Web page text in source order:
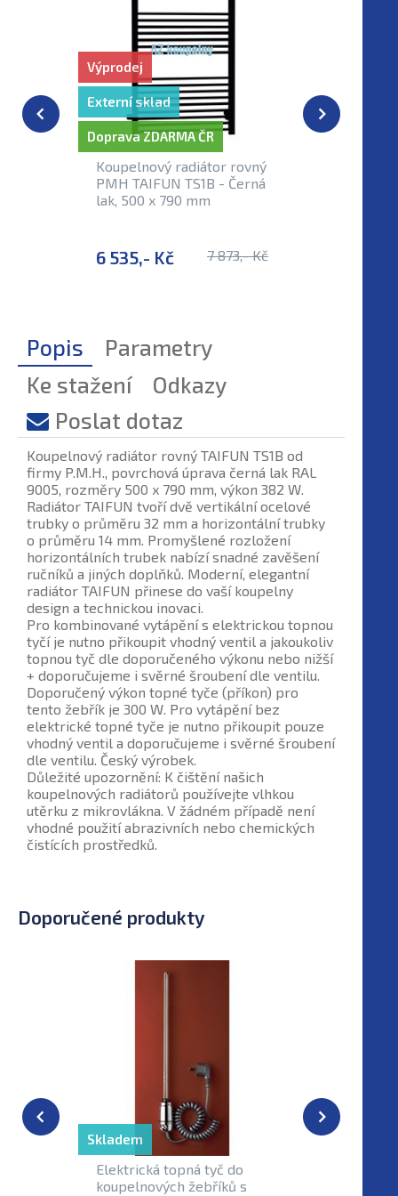
Koupelnový radiátor rovný
PMH TAIFUN TS1B - Černá
lak, 500 x 790 mm
6 535,- Kč 7 873,- Kč
Výprodej
Externí sklad
Doprava ZDARMA ČR
Popis
Parametry
Ke stažení
Odkazy
Poslat dotaz
Koupelnový radiátor rovný TAIFUN TS1B od
firmy P.M.H., povrchová úprava černá lak RAL
9005, rozměry 500 x 790 mm, výkon 382 W.
Radiátor TAIFUN tvoří dvě vertikální ocelové
trubky o průměru 32 mm a horizontální trubky
o průměru 14 mm. Promyšlené rozložení
horizontálních trubek nabízí snadné zavěšení
ručníků a jiných doplňků. Moderní, elegantní
radiátor TAIFUN přinese do vaší koupelny
design a technickou inovaci.
Pro kombinované vytápění s elektrickou topnou
tyčí je nutno přikoupit vhodný ventil a jakoukoliv
topnou tyč dle doporučeného výkonu nebo nižší
+ doporučujeme i svěrné šroubení dle ventilu.
Doporučený výkon topné tyče (příkon) pro
tento žebřík je 300 W. Pro vytápění bez
elektrické topné tyče je nutno přikoupit pouze
vhodný ventil a doporučujeme i svěrné šroubení
dle ventilu. Český výrobek.
Důležité upozornění: K čištění našich
koupelnových radiátorů používejte vlhkou
utěrku z mikrovlákna. V žádném případě není
vhodné použití abrazivních nebo chemických
čistících prostředků.
Doporučené produkty
Elektrická topná tyč do
koupelnových žebříků s
Skladem Externí